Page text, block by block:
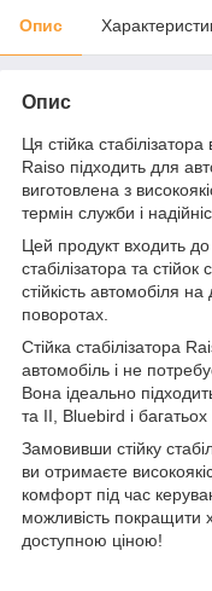
Опис
Опис
Ця стійка
Raiso підходить для
виготовлена з
термін служби і
Цей продукт входить до
стабілізатора та
стійкість автомобіля
поворотах.
Стійка стабілізатора
автомобіль і не
Вона ідеально
та II, Bluebird і багатьох
Замовивши стійку
ви отримаєте
комфорт під час
можливість покращити
доступною ціною!